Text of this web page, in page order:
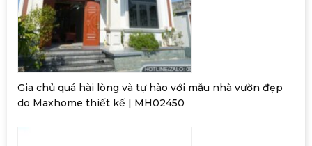
Gia chủ quá hài lòng và tự hào với mẫu nhà vườn đẹp
do Maxhome thiết kế | MH02450